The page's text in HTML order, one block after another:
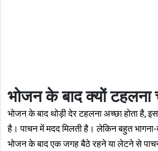
भोजन के बाद क्यों टहलना
भोजन के बाद थोड़ी देर टहलना अच्छा होता है,
है। पाचन में मदद मिलती है। लेकिन बहुत भागना-
भोजन के बाद एक जगह बैठे रहने या लेटने से